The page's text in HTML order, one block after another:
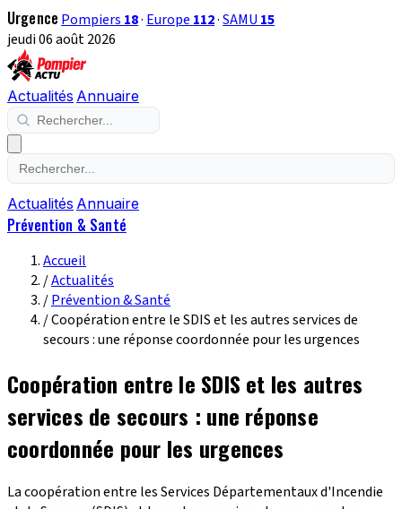
Urgence Pompiers 18· Europe 112·SAMU 15
jeudi 06 août 2026
Actualités Annuaire
Actualités Annuaire
Prévention & Santé
Accueil
/Actualités
/Prévention & Santé
/Coopération entre le SDIS et les autres services de
secours : une réponse coordonnée pour les urgences
Coopération entre le SDIS et les autres
services de secours : une réponse
coordonnée pour les urgences
La coopération entre les Services Départementaux d'Incendie